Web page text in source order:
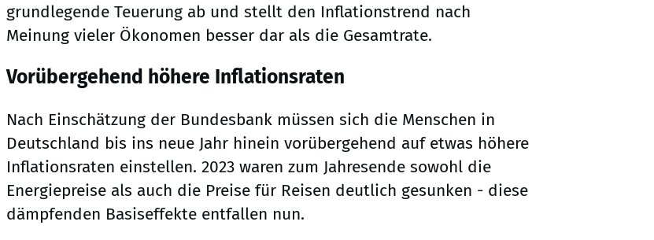
grundlegende Teuerung ab und stellt den Inflationstrend nach
Meinung vieler Ökonomen besser dar als die Gesamtrate.
Vorübergehend höhere Inflationsraten
Nach Einschätzung der Bundesbank müssen sich die Menschen in
Deutschland bis ins neue Jahr hinein vorübergehend auf etwas höhere
Inflationsraten einstellen. 2023 waren zum Jahresende sowohl die
Energiepreise als auch die Preise für Reisen deutlich gesunken - diese
dämpfenden Basiseffekte entfallen nun.